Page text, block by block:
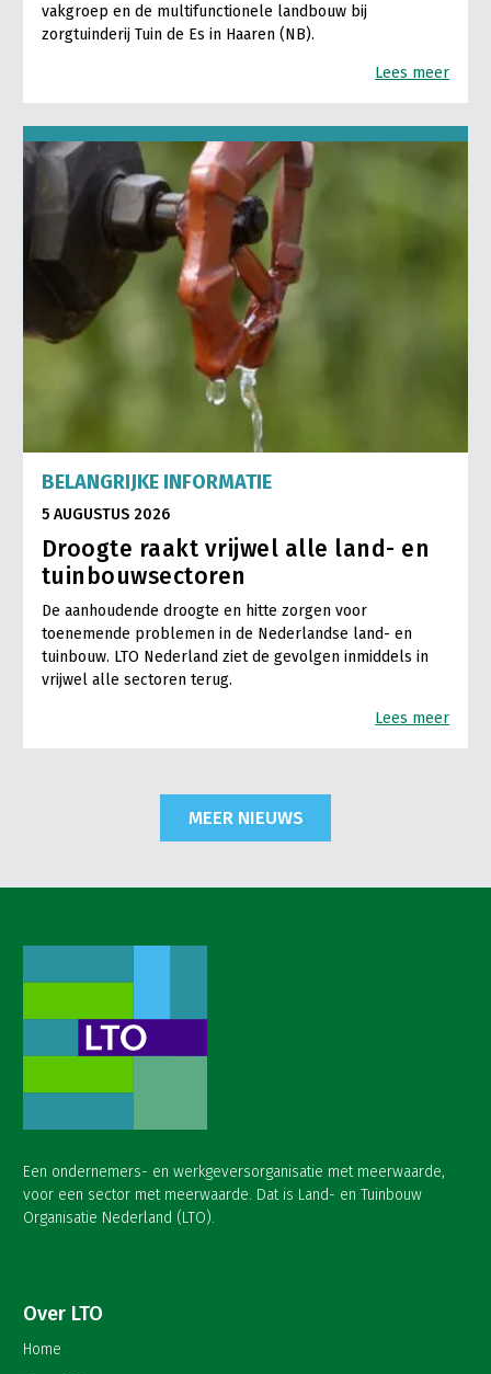
vakgroep en de multifunctionele landbouw bij
zorgtuinderij Tuin de Es in Haaren (NB).
Lees meer
BELANGRIJKE INFORMATIE
5 AUGUSTUS 2026
Droogte raakt vrijwel alle land- en
tuinbouwsectoren
De aanhoudende droogte en hitte zorgen voor
toenemende problemen in de Nederlandse land- en
tuinbouw. LTO Nederland ziet de gevolgen inmiddels in
vrijwel alle sectoren terug.
Lees meer
MEER NIEUWS
Een ondernemers- en werkgeversorganisatie met meerwaarde,
voor een sector met meerwaarde. Dat is Land- en Tuinbouw
Organisatie Nederland (LTO).
Over LTO
Home